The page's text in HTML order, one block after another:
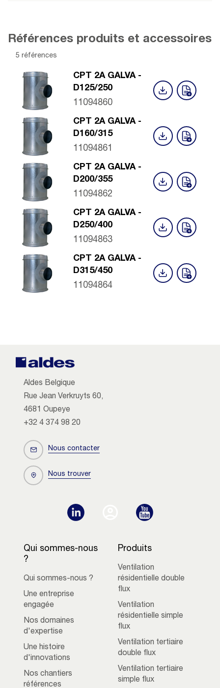
Références produits et accessoires
5 références
CPT 2A GALVA -
D125/250
11094860
CPT 2A GALVA -
D160/315
11094861
CPT 2A GALVA -
D200/355
11094862
CPT 2A GALVA -
D250/400
11094863
CPT 2A GALVA -
D315/450
11094864
Aldes Belgique
Rue Jean Verkruyts 60,
4681 Oupeye
+32 4 374 98 20
Nous contacter
Nous trouver
Qui sommes-nous
?
Qui sommes-nous ?
Une entreprise
engagée
Nos domaines
d'expertise
Une histoire
d'innovations
Nos chantiers
références
Produits
Ventilation
résidentielle double
flux
Ventilation
résidentielle simple
flux
Ventilation tertiaire
double flux
Ventilation tertiaire
simple flux